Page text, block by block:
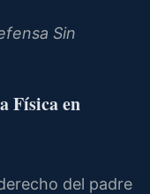
Sin
Física en
del padre